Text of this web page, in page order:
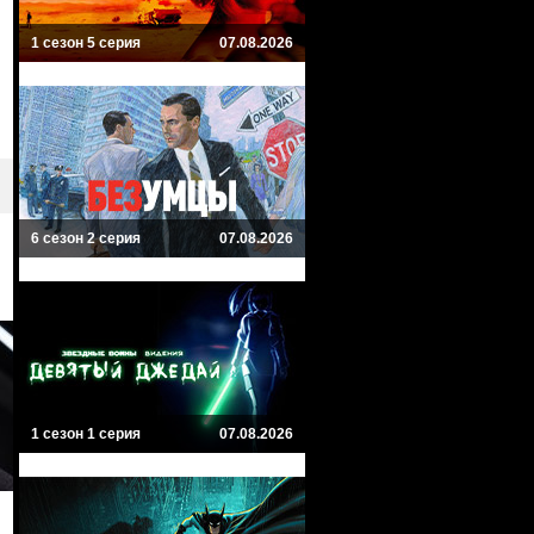
1 сезон 5 серия 07.08.2026
6 сезон 2 серия 07.08.2026
1 сезон 1 серия 07.08.2026